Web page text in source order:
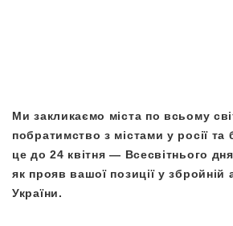
Ми закликаємо міста по всьому
побратимство з містами у росії та
це до 24 квітня — Всесвітнього
як прояв вашої позиції у збройній
України.